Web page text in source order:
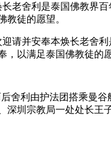
老舍利是泰国佛教界
徒的愿望。
并安奉本焕长老舍
以满足泰国佛教徒的愿
利由护法团搭乘曼
圳宗教局一处处长